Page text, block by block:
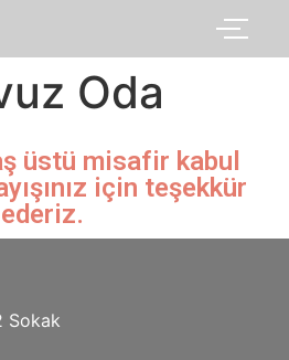
Oda
üstü misafir kabul
için teşekkür
ederiz.
Sokak